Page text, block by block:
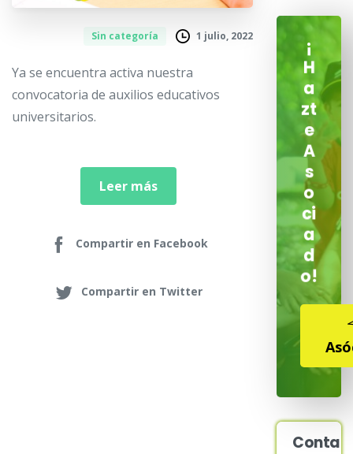
Sin categoría 1 julio, 2022
Ya se encuentra activa nuestra
convocatoria de auxilios educativos
universitarios.
Leer más
Compartir en Facebook
Compartir en Twitter
¡
H
a
zt
e
A
s
o
ci
a
d
o!